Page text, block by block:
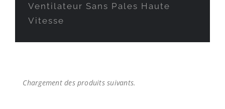
Ventilateur Sans Pales Haute
Vitesse